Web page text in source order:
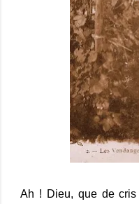
Ah ! Dieu, que de cris